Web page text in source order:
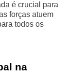
é crucial para
forças atuem
todos os
na